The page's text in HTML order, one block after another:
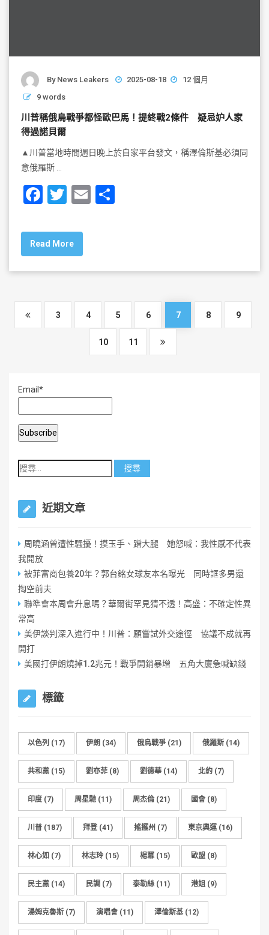
By News Leakers 2025-08-18
12 個月
9 words
川普稱俄烏戰爭都怪歐巴馬！提終戰2條件 疑忌妒人家
得過諾貝爾
▲川普當地時間週日晚上於自家平台發文，稱澤倫斯基必須同
意俄羅斯 …
F
c
e
b
o
k
T
tt
er
E
Read More
3 4 5 6 7 8 9
10 11
Email*
近期文章
周曉涵曾遭性騷擾！摸玉手、蹭大腿 她怒喊：我性感不代表
我開放
被菲富商包養20年？郭台銘女球友本名曝光 同時誆多男還
掏空前夫
聯準會本周會升息嗎？華爾街罕見猜不透！高盛：不確定性異
常高
美伊談判深入進行中！川普：願嘗試外交途徑 協議不成就再
開打
美國打伊朗燒掉1.2兆元！戰爭開銷暴增 五角大廈急喊缺錢
標籤
以色列 (17) 伊朗 (34) 俄烏戰爭 (21) 俄羅斯 (14)
共和黨 (15) 劉亦菲 (8) 劉德華 (14) 北約 (7)
印度 (7) 周星馳 (11) 周杰倫 (21) 國會 (8)
川普 (187) 拜登 (41) 搖擺州 (7) 東京奧運(16)
林心如 (7) 林志玲 (15) 楊冪 (15) 歐盟 (8)
民主黨 (14) 民調 (7) 泰勒絲 (11) 港姐 (9)
湯姆克魯斯 (7) 演唱會 (11) 澤倫斯基 (12)